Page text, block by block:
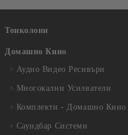
Тонколони
Домашно Кино
Аудио Видео Рeсивъри
Многокални Усилватели
Комплекти - Домашно Кино
Саундбар Системи